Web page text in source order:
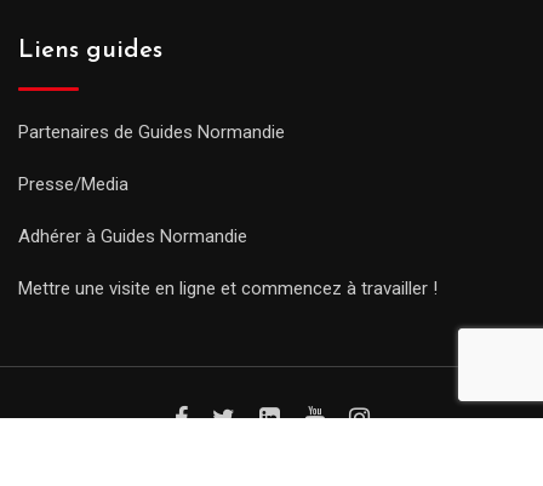
Liens guides
Partenaires de Guides Normandie
Presse/Media
Adhérer à Guides Normandie
Mettre une visite en ligne et commencez à travailler !